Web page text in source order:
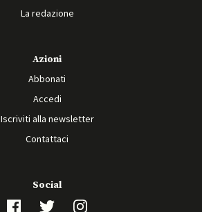
La redazione
Azioni
Abbonati
Accedi
Iscriviti alla newsletter
Contattaci
Social